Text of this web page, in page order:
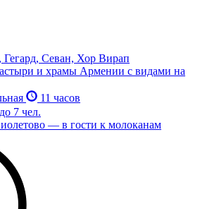
Севан, Хор Вирап
и храмы Армении с видами на
11 часов
до 7 чел.